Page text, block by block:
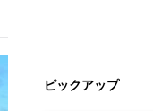
ピックアップ